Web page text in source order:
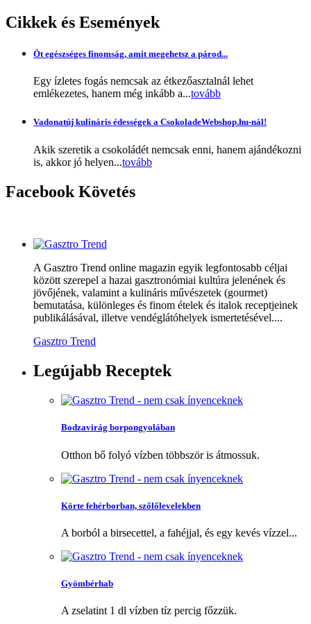
Cikkek és Események
Öt egészséges finomság, amit megehetsz a párod...
Egy ízletes fogás nemcsak az étkezőasztalnál lehet
emlékezetes, hanem még inkább a...tovább
Vadonatúj kulináris édességek a CsokoladeWebshop.hu-nál!
Akik szeretik a csokoládét nemcsak enni, hanem ajándékozni
is, akkor jó helyen...tovább
Facebook Követés
A Gasztro Trend online magazin egyik legfontosabb céljai
között szerepel a hazai gasztronómiai kultúra jelenének és
jövőjének, valamint a kulináris művészetek (gourmet)
bemutatása, különleges és finom ételek és italok receptjeinek
publikálásával, illetve vendéglátóhelyek ismertetésével....
Gasztro Trend
Legújabb Receptek
Bodzavirág borpongyolában
Otthon bő folyó vízben többször is átmossuk.
Körte fehérborban, szőlőlevelekben
A borból a birsecettel, a fahéjjal, és egy kevés vízzel...
Gyömbérhab
A zselatint 1 dl vízben tíz percig főzzük.